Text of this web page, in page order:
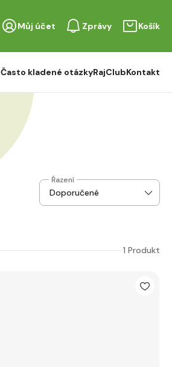
Můj účet Zprávy Košík
Často kladené otázkyRajClubKontakt
Řazení
1 Produkt